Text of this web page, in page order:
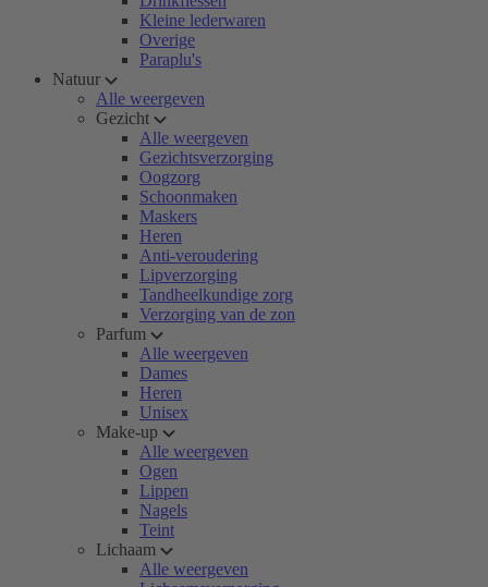
Kleine lederwaren
Overige
Paraplu's
Natuur
Alle weergeven
Gezicht
Alle weergeven
Gezichtsverzorging
Oogzorg
Schoonmaken
Maskers
Heren
Anti-veroudering
Lipverzorging
Tandheelkundige zorg
Verzorging van de zon
Parfum
Alle weergeven
Dames
Heren
Unisex
Make-up
Alle weergeven
Ogen
Lippen
Nagels
Teint
Lichaam
Alle weergeven